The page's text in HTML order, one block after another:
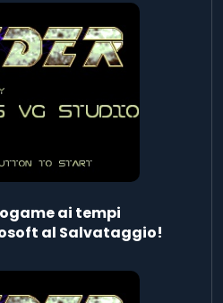
ai tempi
al Salvataggio!